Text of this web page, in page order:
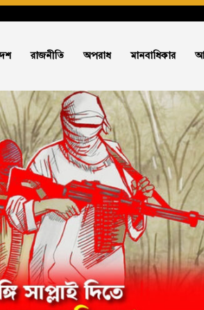
রাজনীতি অপরাধ মানবাধিকার